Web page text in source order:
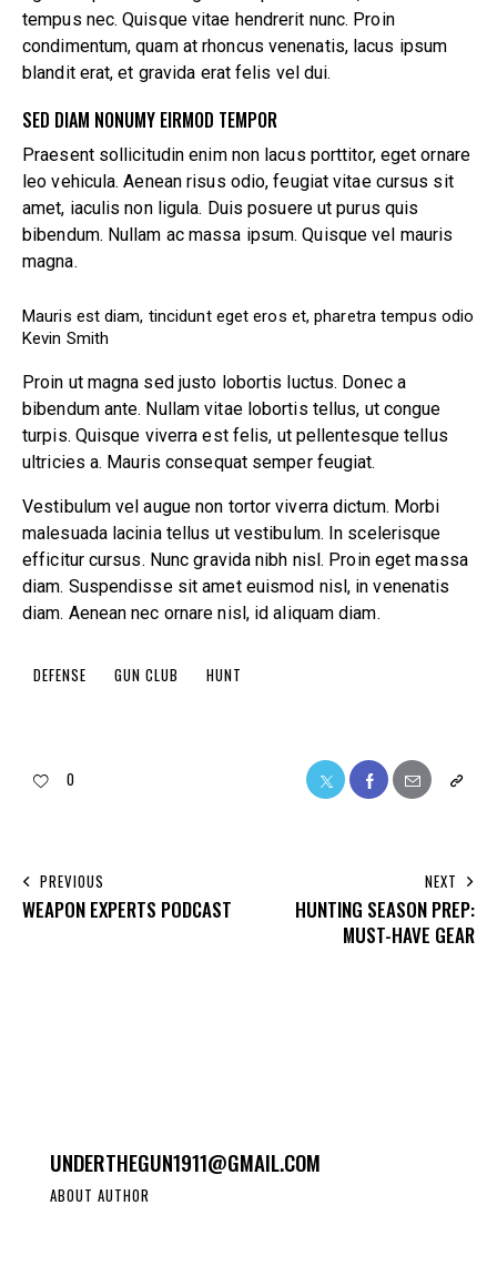
tempus nec. Quisque vitae hendrerit nunc. Proin
condimentum, quam at rhoncus venenatis, lacus ipsum
blandit erat, et gravida erat felis vel dui.
SED DIAM NONUMY EIRMOD TEMPOR
Praesent sollicitudin enim non lacus porttitor, eget ornare
leo vehicula. Aenean risus odio, feugiat vitae cursus sit
amet, iaculis non ligula. Duis posuere ut purus quis
bibendum. Nullam ac massa ipsum. Quisque vel mauris
magna.
Mauris est diam, tincidunt eget eros et, pharetra tempus odio
Kevin Smith
Proin ut magna sed justo lobortis luctus. Donec a
bibendum ante. Nullam vitae lobortis tellus, ut congue
turpis. Quisque viverra est felis, ut pellentesque tellus
ultricies a. Mauris consequat semper feugiat.
Vestibulum vel augue non tortor viverra dictum. Morbi
malesuada lacinia tellus ut vestibulum. In scelerisque
efficitur cursus. Nunc gravida nibh nisl. Proin eget massa
diam. Suspendisse sit amet euismod nisl, in venenatis
diam. Aenean nec ornare nisl, id aliquam diam.
DEFENSE GUN CLUB HUNT
0
PREVIOUS
WEAPON EXPERTS PODCAST
NEXT
HUNTING SEASON PREP:
MUST-HAVE GEAR
UNDERTHEGUN1911@GMAIL.COM
ABOUT AUTHOR